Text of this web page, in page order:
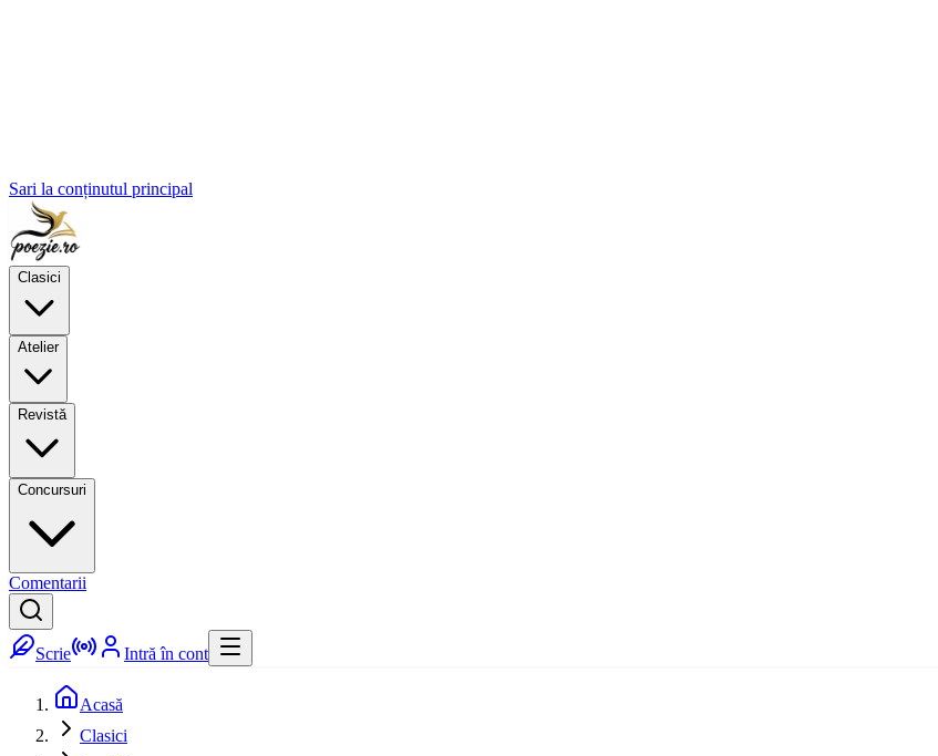
Sari la conținutul principal
Clasici
Atelier
Revistă
Concursuri
Comentarii
Scrie Intră în cont
Acasă
Clasici